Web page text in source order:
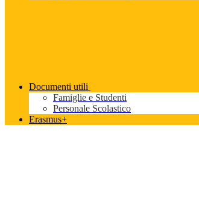
Documenti utili
Famiglie e Studenti
Personale Scolastico
Erasmus+